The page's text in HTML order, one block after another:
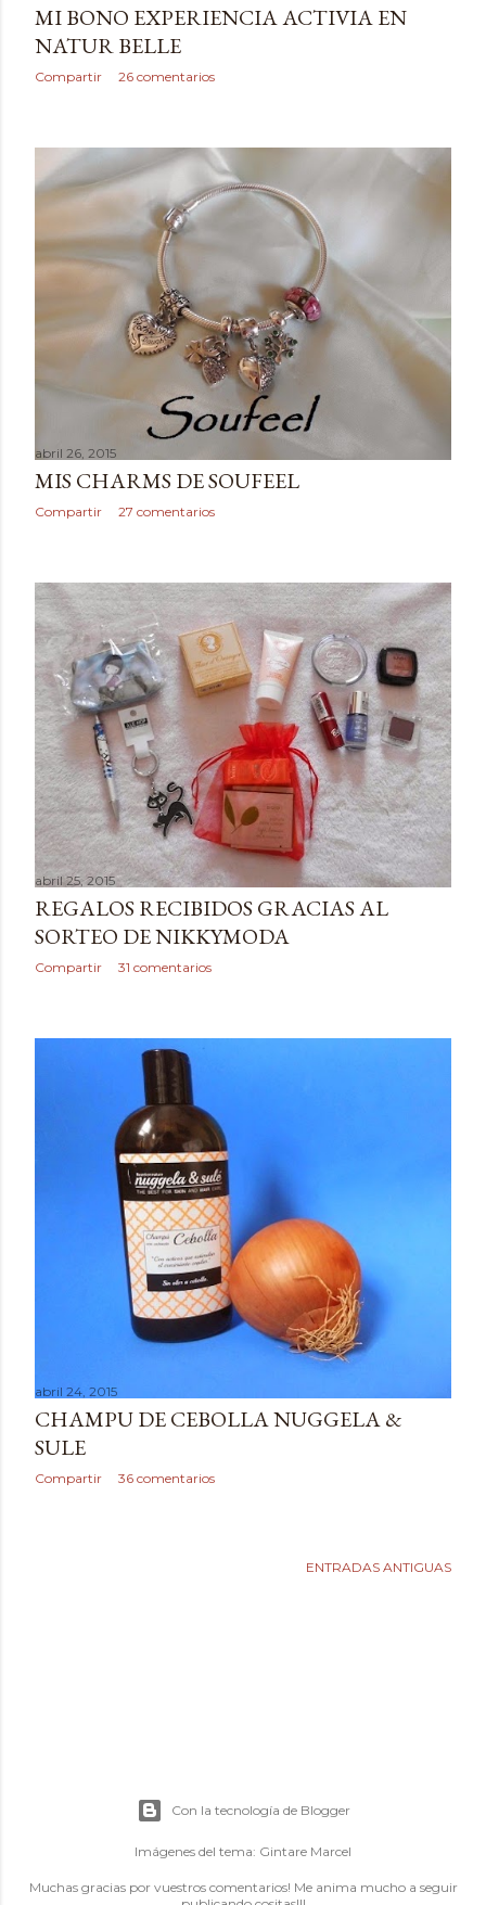
MI BONO EXPERIENCIA ACTIVIA EN
NATUR BELLE
Compartir 26 comentarios
abril 26, 2015
MIS CHARMS DE SOUFEEL
Compartir 27 comentarios
abril 25, 2015
REGALOS RECIBIDOS GRACIAS AL
SORTEO DE NIKKYMODA
Compartir 31 comentarios
abril 24, 2015
CHAMPU DE CEBOLLA NUGGELA &
SULE
Compartir 36 comentarios
ENTRADAS ANTIGUAS
Con la tecnología de Blogger
Imágenes del tema: Gintare Marcel
Muchas gracias por vuestros comentarios! Me anima mucho a seguir